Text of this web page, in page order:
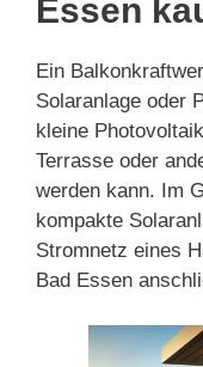
Essen
Ein
Solaranlage oder
kleine
Terrasse oder
werden kann. Im
kompakte
Stromnetz eines
Bad Essen